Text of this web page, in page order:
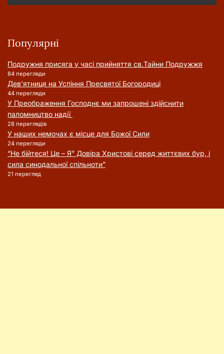
Популярні
Подружня присягa у часі прийняття cв.Тайни Подружжя
84 перегляди
Дев’ятниця на Успіння Пресвятої Богородиці
44 перегляди
У Преображення Господнє ми запрошені здійснити
паломництво надії
28 переглядів
У наших немочах є місце для Божої Сили
24 перегляди
“Не бійтеся! Це – Я” Довіра Христові серед життєвих бур, і
сила синодальної спільноти”
21 перегляд